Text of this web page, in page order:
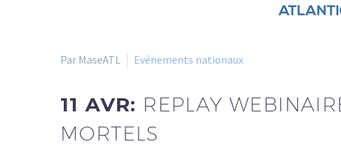
Par MaseATL Evénements nationaux
11 AVR: REPLAY
MORTELS